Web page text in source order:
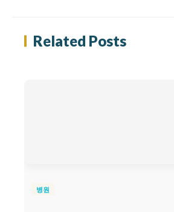
Related Posts
병원